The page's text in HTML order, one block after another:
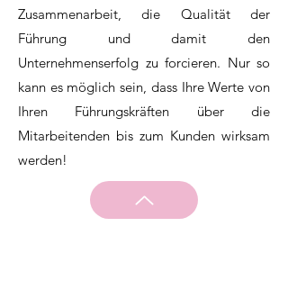
Zusammenarbeit, die Qualität der
Führung und damit den
Unternehmenserfolg zu forcieren. Nur so
kann es möglich sein, dass Ihre Werte von
Ihren Führungskräften über die
Mitarbeitenden bis zum Kunden wirksam
werden!